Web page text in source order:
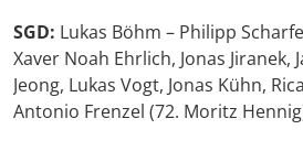
SGD: Lukas Böhm – Philipp
Xaver Noah Ehrlich, Jonas Jiranek,
Jeong, Lukas Vogt, Jonas Kühn,
Antonio Frenzel (72. Moritz